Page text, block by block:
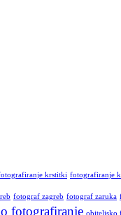
krstitki fotografiranje
fotograf zagreb fotograf zaruka
fotografiranje obiteljsko